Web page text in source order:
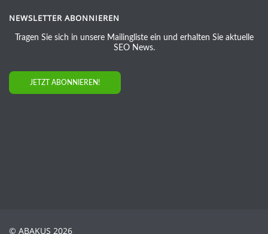
NEWSLETTER ABONNIEREN
Tragen Sie sich in unsere Mailingliste ein und erhalten Sie aktuelle
SEO News.
JETZT ABONNIEREN!
© ABAKUS 2026